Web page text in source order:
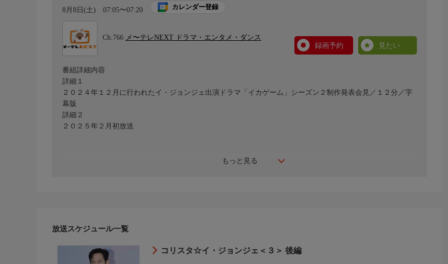
8月8日(土) 07:05〜07:20 カレンダー登録
Ch.766 メ〜テレNEXT ドラマ・エンタメ・ダンス
録画予約
見たい
もっと見る
番組詳細内容
詳細１
２０２４年１２月に行われたイ・ジョンジェ出演ドラマ「イカゲーム」シーズン２制作発表会見／１２分／字
幕版
詳細２
２０２５年２月初放送
放送スケジュール一覧
コリスタ☆イ・ジョンジェ＜３＞ 後編